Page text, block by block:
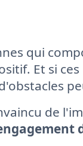
qui
Et si
de